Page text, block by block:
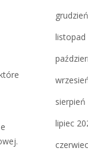
listopad
sierpień
lipiec